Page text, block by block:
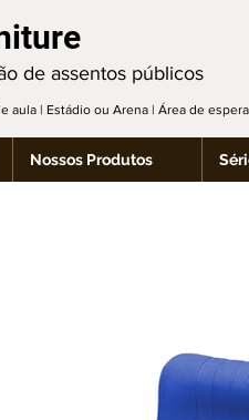
de assentos públicos
aula | Estádio ou Arena | Área de
Nossos Produtos